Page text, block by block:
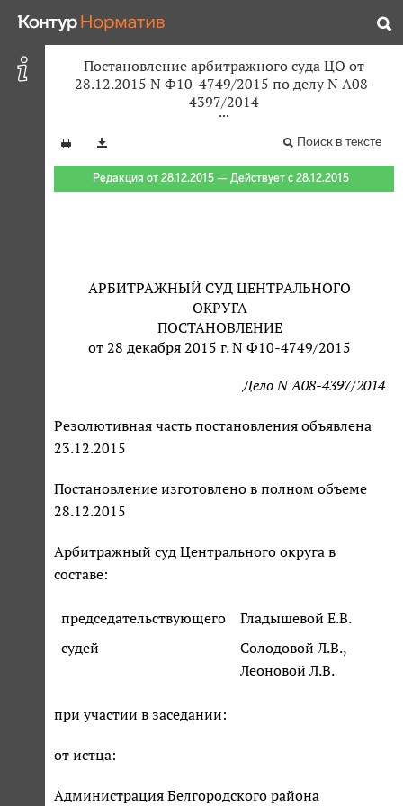
Постановление арбитражного суда ЦО от
28.12.2015 N Ф10-4749/2015 по делу N А08-
4397/2014
Поиск в тексте
Редакция от 28.12.2015 — Действует с 28.12.2015
АРБИТРАЖНЫЙ СУД ЦЕНТРАЛЬНОГО
ОКРУГА
ПОСТАНОВЛЕНИЕ
от 28 декабря 2015 г. N Ф10-4749/2015
Дело N А08-4397/2014
Резолютивная часть постановления объявлена
23.12.2015
Постановление изготовлено в полном объеме
28.12.2015
Арбитражный суд Центрального округа в
составе:
председательствующего
Гладышевой Е.В.
судей
Солодовой Л.В.,
Леоновой Л.В.
при участии в заседании:
от истца:
Администрация Белгородского района